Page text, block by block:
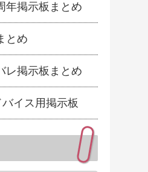
年掲示板まとめ
とめ
レ掲示板まとめ
イス用掲示板